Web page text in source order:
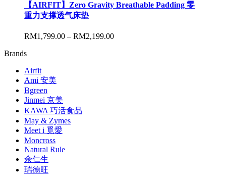
【AIRFIT】Zero Gravity Breathable Padding 零
重力支撑透气床垫
RM1,799.00 – RM2,199.00
Brands
Airfit
Ami 安美
Bgreen
Jinmei 京美
KAWA 巧活食品
May & Zymes
Meet i 覓愛
Moncross
Natural Rule
余仁生
瑞德旺